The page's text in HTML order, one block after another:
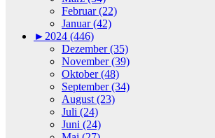
Februar (22)
Januar (42)
► 2024 (446)
Dezember (35)
November (39)
Oktober (48)
September (34)
August (23)
Juli (24)
Juni (24)